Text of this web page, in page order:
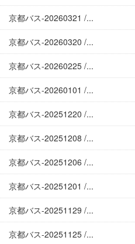
京都バス-20260321 /...
京都バス-20260320 /...
京都バス-20260225 /...
京都バス-20260101 /...
京都バス-20251220 /...
京都バス-20251208 /...
京都バス-20251206 /...
京都バス-20251201 /...
京都バス-20251129 /...
京都バス-20251125 /...